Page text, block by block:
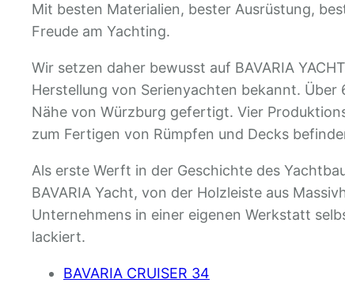
Mit besten Materialien, bester Ausrüstung,
Freude am Yachting.
Wir setzen daher bewusst auf BAVARIA
Herstellung von Serienyachten bekannt. Über
Nähe von Würzburg gefertigt. Vier
zum Fertigen von Rümpfen und Decks
Als erste Werft in der Geschichte des
BAVARIA Yacht, von der Holzleiste aus
Unternehmens in einer eigenen Werkstatt
lackiert.
BAVARIA CRUISER 34